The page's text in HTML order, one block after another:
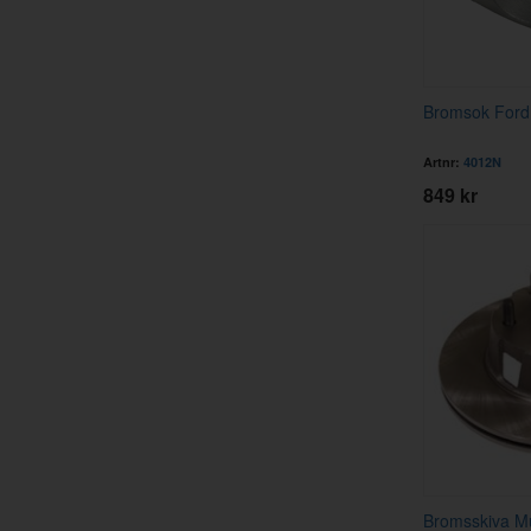
Bromsok
Artnr: 4012N
849 kr
Bromsskiva